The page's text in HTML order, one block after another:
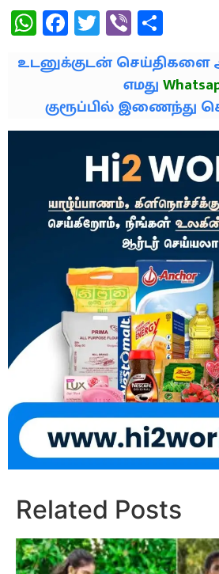
WhatsApp
Facebook
Twitter
Viber
உடனுக்குடன்
எமது
குரூப்பில் இணைந்து
Related Posts